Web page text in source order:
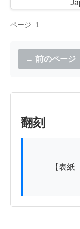
ページ: 1
← 前のページ
翻刻